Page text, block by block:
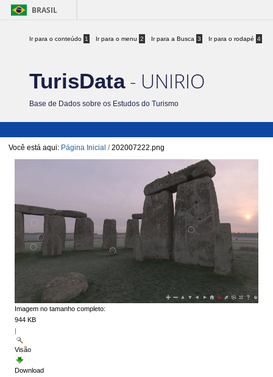
BRASIL
Ir para o conteúdo 1 Ir para o menu 2 Ir para a Busca 3 Ir para o rodapé 4
TurisData- UNIRIO
Base de Dados sobre os Estudos do Turismo
Você está aqui: Página Inicial /202007222.png
Imagem no tamanho completo:
944 KB
|
Visão
Download